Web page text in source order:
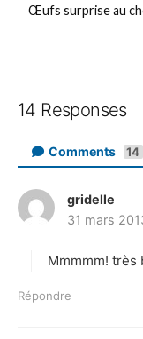
Œufs surprise au
14 Responses
Comments 14
gridelle
31 mars
Mmmmm! très
Répondre